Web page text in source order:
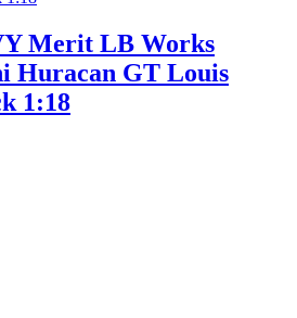
Merit LB Works
Huracan GT Louis
1:18